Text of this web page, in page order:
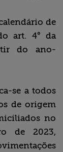
de
art. 4° da
do ano-
se a todos
de origem
no
de 2023,